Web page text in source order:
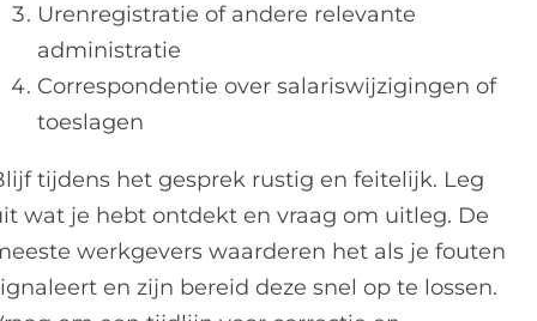
Urenregistratie of andere relevante
administratie
Correspondentie over salariswijzigingen of
toeslagen
tijdens het gesprek rustig en feitelijk. Leg
wat je hebt ontdekt en vraag om uitleg. De
werkgevers waarderen het als je fouten
en zijn bereid deze snel op te lossen.